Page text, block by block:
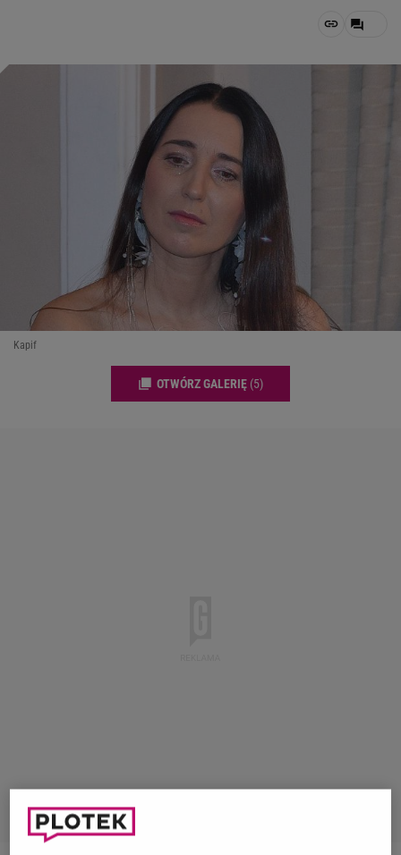
Kapif
OTWÓRZ GALERIĘ (5)